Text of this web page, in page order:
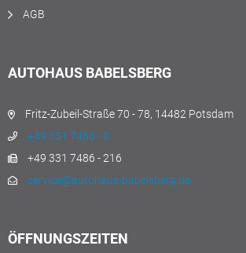
AGB
AUTOHAUS BABELSBERG
Fritz-Zubeil-Straße 70 - 78, 14482 Potsdam
+49 331 7486 - 0
+49 331 7486 - 216
service@autohaus-babelsberg.de
ÖFFNUNGSZEITEN